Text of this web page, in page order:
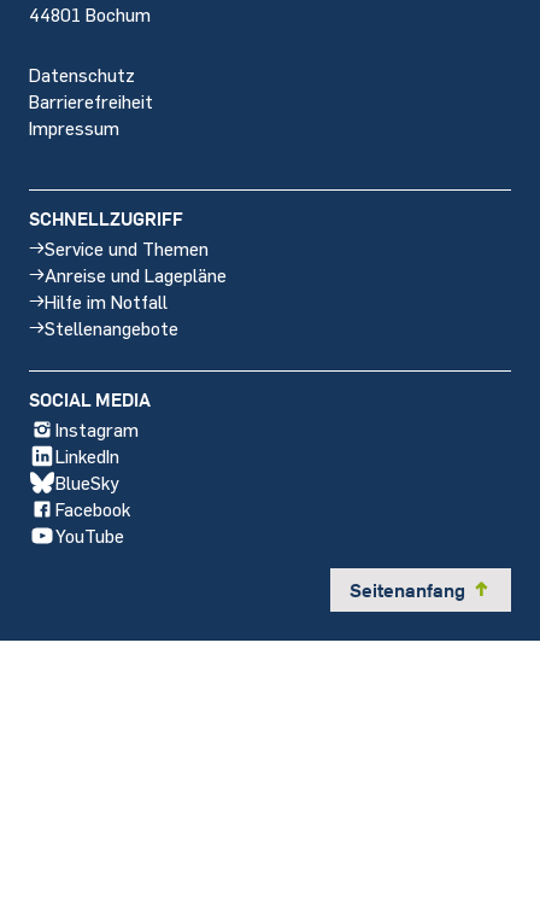
44801 Bochum
Datenschutz
Barrierefreiheit
Impressum
SCHNELLZUGRIFF
Service und Themen
Anreise und Lagepläne
Hilfe im Notfall
Stellenangebote
SOCIAL MEDIA
Instagram
LinkedIn
BlueSky
Facebook
YouTube
Seitenanfang y